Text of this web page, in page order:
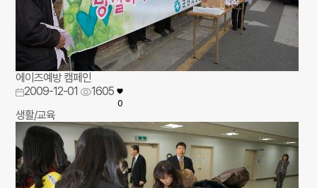
에이즈예방 캠페인
2009-12-01
1605
0
생활/교육